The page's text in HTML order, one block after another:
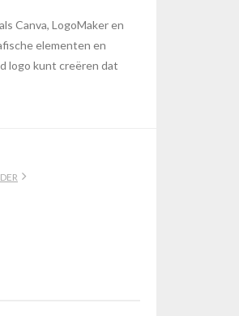
Canva, LogoMaker en
elementen en
logo kunt creëren dat